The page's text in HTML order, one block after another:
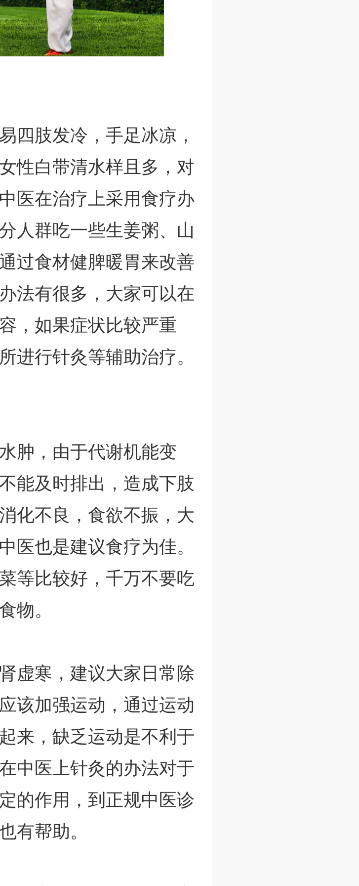
四肢发冷，手足冰凉，
性白带清水样且多，对
医在治疗上采用食疗办
人群吃一些生姜粥、山
过食材健脾暖胃来改善
法有很多，大家可以在
，如果症状比较严重
进行针灸等辅助治疗。
肿，由于代谢机能变
能及时排出，造成下肢
化不良，食欲不振，大
医也是建议食疗为佳。
等比较好，千万不要吃
物。
虚寒，建议大家日常除
该加强运动，通过运动
来，缺乏运动是不利于
中医上针灸的办法对于
的作用，到正规中医诊
有帮助。